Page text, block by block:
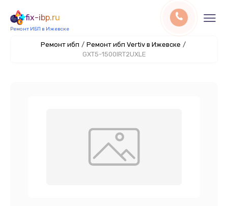
fix-ibp.ru
Ремонт ИБП в Ижевске
Ремонт ибп / Ремонт ибп Vertiv в Ижевске /
GXT5-1500IRT2UXLE